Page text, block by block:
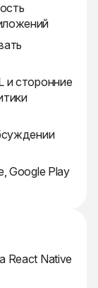
и сторонние
Google Play
React Native